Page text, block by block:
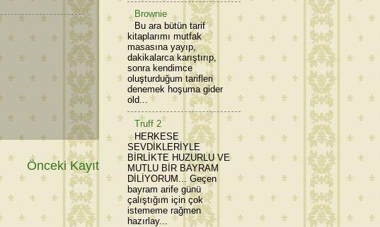
Önceki Kayıt
Brownie
Bu ara bütün tarif
kitaplarımı mutfak
masasına yayıp,
dakikalarca karıştırıp,
sonra kendimce
oluşturduğum tarifleri
denemek hoşuma gider
old...
Truff 2
HERKESE
SEVDİKLERİYLE
BİRLİKTE HUZURLU VE
MUTLU BİR BAYRAM
DİLİYORUM... Geçen
bayram arife günü
çalıştığım için çok
istememe rağmen
hazırlay...